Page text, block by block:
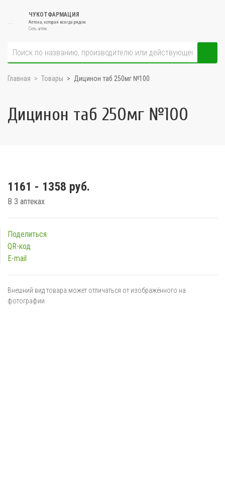
ЧУКОТФАРМАЦИЯ
Аптека, которая всегда рядом
Сеть аптек
Главная Товары Дицинон таб 250мг №100
Дицинон таб 250мг №100
1161 - 1358 руб.
В 3 аптеках
Поделиться
QR-код
E-mail
Внешний вид товара может отличаться от изображённого на
фотографии